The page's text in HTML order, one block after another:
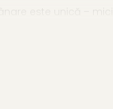
este unică –
tale!